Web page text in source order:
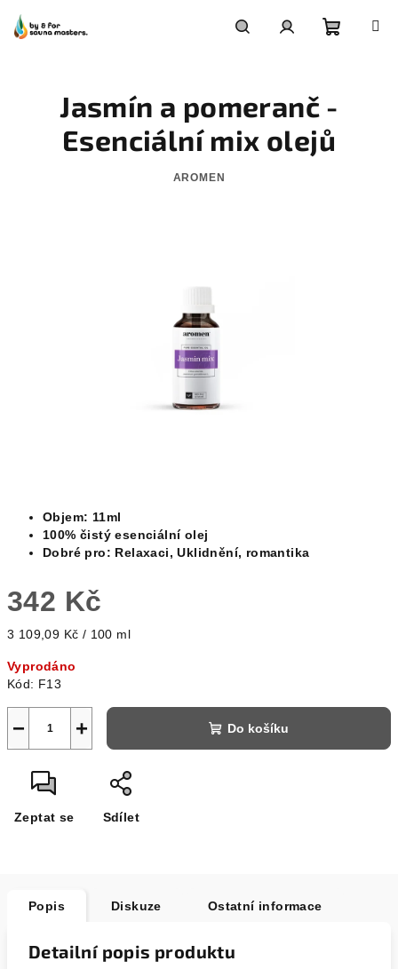
obsah
košík
Objem: 11ml
100% čistý esenciální olej
Dobré pro: Relaxaci, Uklidnění, romantika
342 Kč
Měrná
3 109,09 Kč / 100 ml
Vyprodáno
Kód: F13
+
− Do košíku
Zeptat se Sdílet
Jasmín a pomeranč -
Esenciální mix olejů
AROMEN
Popis Diskuze Ostatní informace
Detailní popis produktu